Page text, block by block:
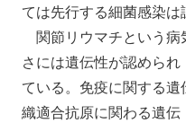
ては先行する細菌感染は
関節リウマチという病
さには遺伝性が認められ
ている。免疫に関する
織適合抗原に関わる遺伝